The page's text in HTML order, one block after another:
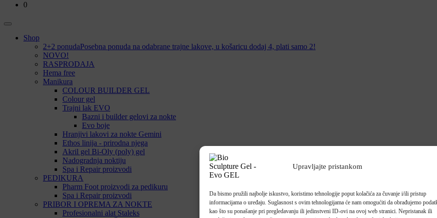
Upravljajte pristankom
Da bismo pružili najbolje iskustvo, koristimo tehnologije poput kolačića za čuvanje i/ili pristup
informacijama o uređaju. Suglasnost s ovim tehnologijama će nam omogućiti da obrađujemo
kao što su ponašanje pri pregledavanju ili jedinstveni ID-ovi na ovoj web stranici. Nepristanak ili
0
Shop
2+2 ponudaPosebna ponuda na odabrane trajne lakove, u košaricu dodaj 4, plati samo 2!
NOVO!
RASPRODAJA
Hema free
Manikura
COLOUR BUILDER GEL
Colour gel
Trajni lak EVO
Bazni i builder gelovi za nokte
Evo boje
Hranjivi lakovi za nokte Gemini
Ethos linija - prirodna njega
Akril gel Bi-Oly (poly) gel
Nadogradnja noktiju
Spa i Repair proizvodi
PEDIKURA
Pharm Foot proizvodi za pedikuru
Spa i Repair proizvodi
PRIBOR I OPREMA ZA NOKTE
Profesionalni alat Staleks